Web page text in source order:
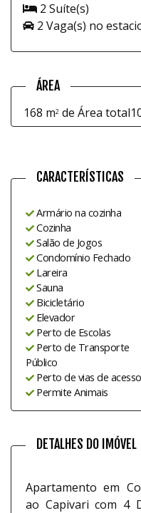
2 Suíte(s)
2 Vaga(s) no
ÁREA
168 m2 de Área total
CARACTERÍSTICAS
Armário na cozinha
Cozinha
Salão de Jogos
Condomínio Fechado
Lareira
Sauna
Bicicletário
Elevador
Perto de Escolas
Perto de Transporte
Público
Perto de vias de acesso
Permite Animais
DETALHES DO IMÓVEL
Apartamento em
ao Capivari com 4